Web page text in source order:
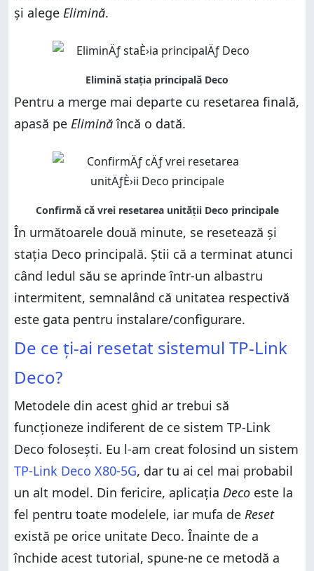
și alege Elimină.
Pentru a merge mai departe cu resetarea finală,
apasă pe Eliminăîncă o dată.
În următoarele două minute, se resetează și
stația Deco principală. Știi că a terminat atunci
când ledul său se aprinde într-un albastru
intermitent, semnalând că unitatea respectivă
este gata pentru instalare/configurare.
De ce ți-ai resetat sistemul TP-Link
Deco?
Metodele din acest ghid ar trebui să
funcționeze indiferent de ce sistem TP-Link
Deco folosești. Eu l-am creat folosind un sistem
TP-Link Deco X80-5G, dar tu ai cel mai probabil
un alt model. Din fericire, aplicația Deco este la
fel pentru toate modelele, iar mufa de Reset
există pe orice unitate Deco. Înainte de a
închide acest tutorial, spune-ne ce metodă a